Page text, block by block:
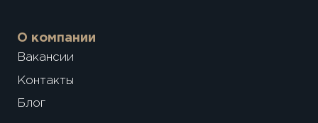
О компании
Вакансии
Контакты
Блог